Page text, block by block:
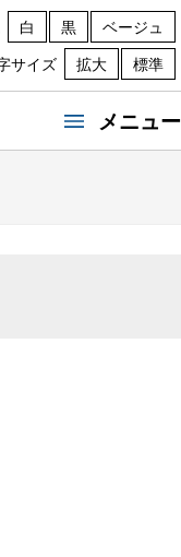
白 黒
ベージュ
サイズ
拡大 標準
メニュー